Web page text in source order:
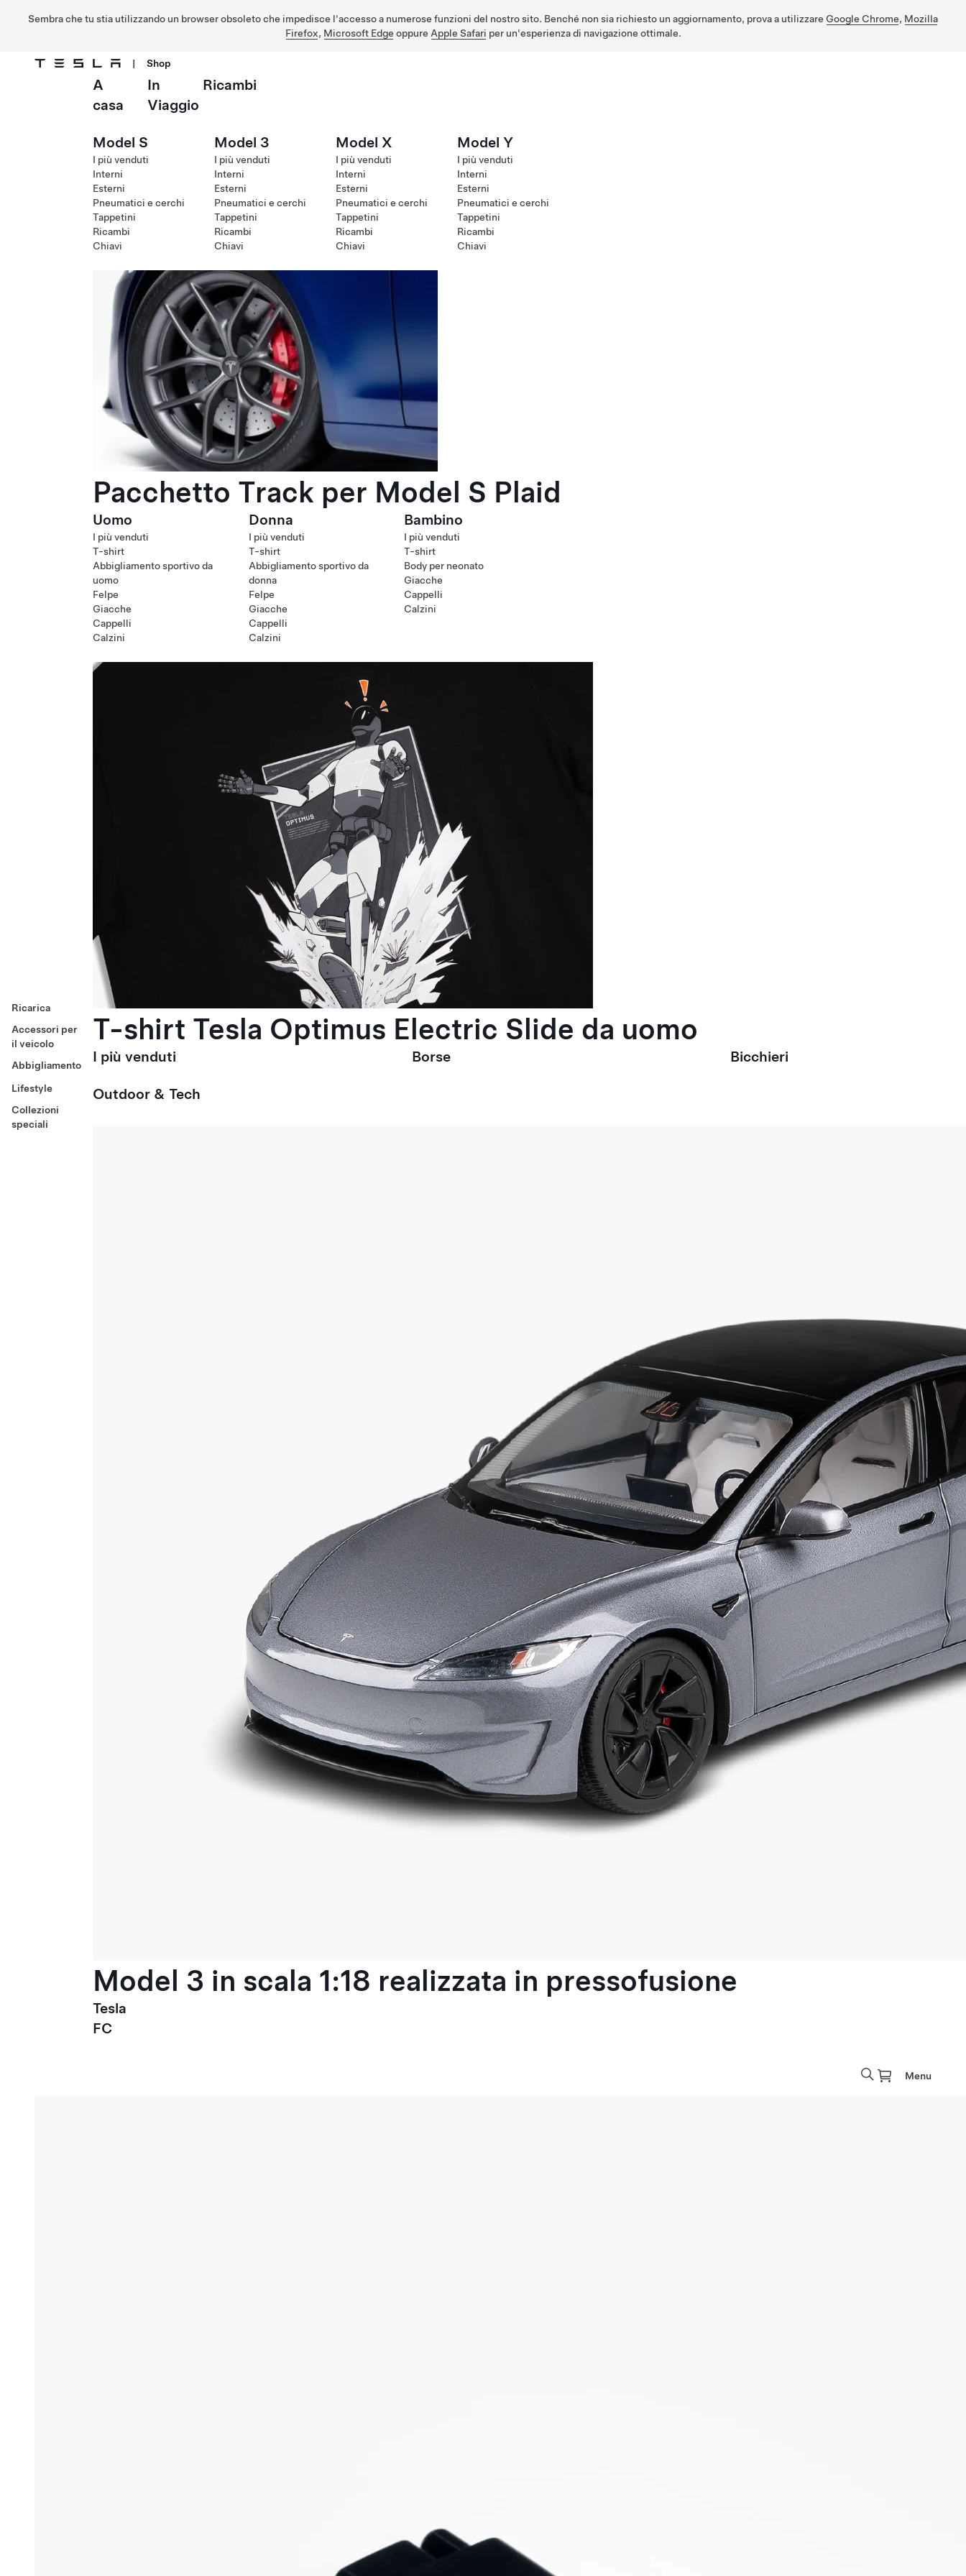
Sembra che tu stia utilizzando un browser obsoleto che impedisce l'accesso a numerose funzioni del nostro sito. Benché non sia richiesto un aggiornamento, prova a utilizzare Google Chrome, Mozilla
Firefox, Microsoft Edge oppure Apple Safari per un'esperienza di navigazione ottimale.
Passa al contenuto principale
| Shop
Ricarica
Accessori per
il veicolo
Abbigliamento
Lifestyle
Collezioni
speciali
A
casa
In
Viaggio
Ricambi
Model S
I più venduti
Interni
Esterni
Pneumatici e cerchi
Tappetini
Ricambi
Chiavi
Model 3
I più venduti
Interni
Esterni
Pneumatici e cerchi
Tappetini
Ricambi
Chiavi
Model X
I più venduti
Interni
Esterni
Pneumatici e cerchi
Tappetini
Ricambi
Chiavi
Model Y
I più venduti
Interni
Esterni
Pneumatici e cerchi
Tappetini
Ricambi
Chiavi
Pacchetto Track per Model S Plaid
Uomo
I più venduti
T-shirt
Abbigliamento sportivo da
uomo
Felpe
Giacche
Cappelli
Calzini
Donna
I più venduti
T-shirt
Abbigliamento sportivo da
donna
Felpe
Giacche
Cappelli
Calzini
Bambino
I più venduti
T-shirt
Body per neonato
Giacche
Cappelli
Calzini
T-shirt Tesla Optimus Electric Slide da uomo
I più venduti Borse Bicchieri
Outdoor & Tech
Model 3 in scala 1:18 realizzata in pressofusione
Tesla
FC
Menu